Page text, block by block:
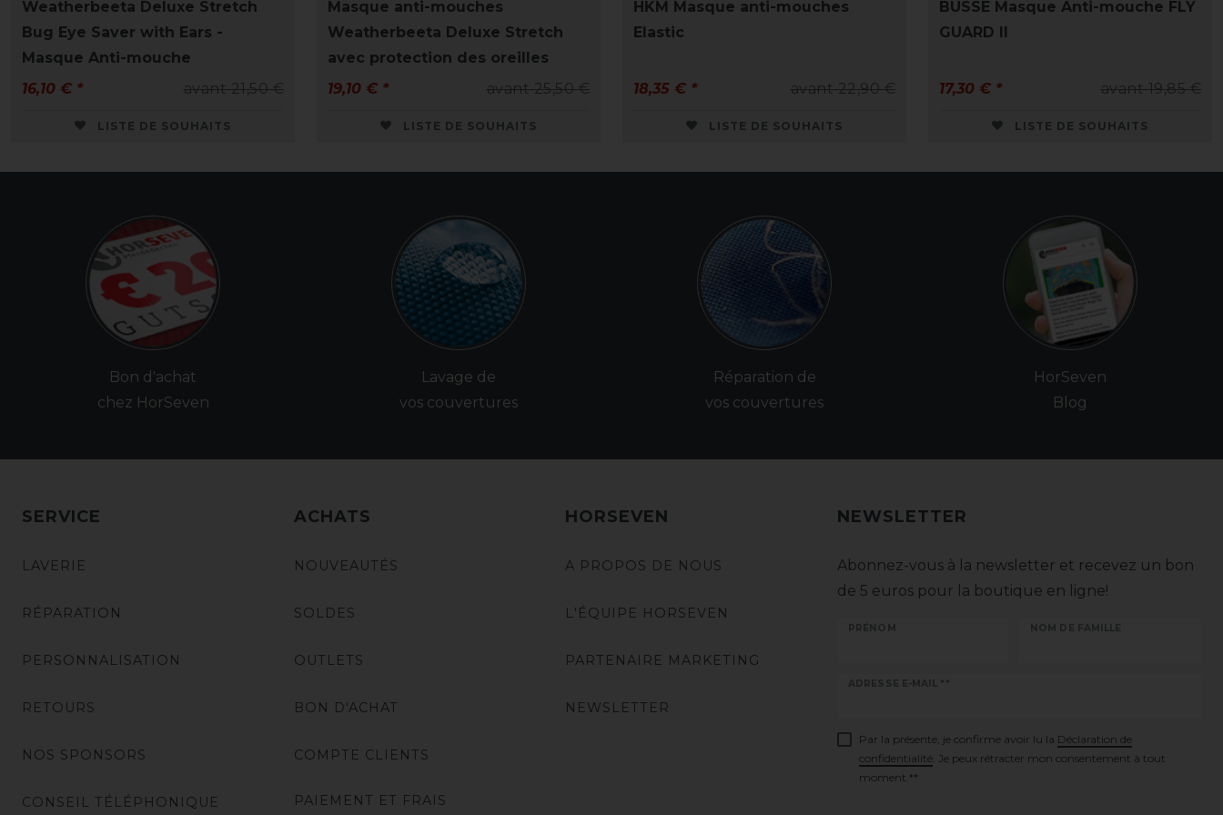
Weatherbeeta Deluxe Stretch
Bug Eye Saver with Ears -
Masque Anti-mouche
avant 21,50 €
16,10 € *
LISTE DE SOUHAITS
Masque anti-mouches
Weatherbeeta Deluxe Stretch
avec protection des oreilles
avant 25,50 €
19,10 € *
LISTE DE SOUHAITS
HKM Masque anti-mouches
Elastic
avant 22,90 €
18,35 € *
LISTE DE SOUHAITS
BUSSE Masque Anti-mouche FLY
GUARD II
avant 19,85 €
17,30 € *
LISTE DE SOUHAITS
Bon d'achat
chez HorSeven
Lavage de
vos couvertures
Réparation de
vos couvertures
HorSeven
Blog
SERVICE
LAVERIE
RÉPARATION
PERSONNALISATION
RETOURS
NOS SPONSORS
CONSEIL TÉLÉPHONIQUE
ACHATS
NOUVEAUTÉS
SOLDES
OUTLETS
BON D'ACHAT
COMPTE CLIENTS
PAIEMENT ET FRAIS
HORSEVEN
A PROPOS DE NOUS
L'ÉQUIPE HORSEVEN
PARTENAIRE MARKETING
NEWSLETTER
NEWSLETTER
Abonnez-vous à la newsletter et recevez un bon
de 5 euros pour la boutique en ligne!
PRÉNOM NOM DE FAMILLE
ADRESSE E-MAIL **
Ceres::Template.newsletterHoneypotLabel
Par la présente, je confirme avoir lu la Déclaration de
confidentialité . Je peux rétracter mon consentement à tout
moment.**